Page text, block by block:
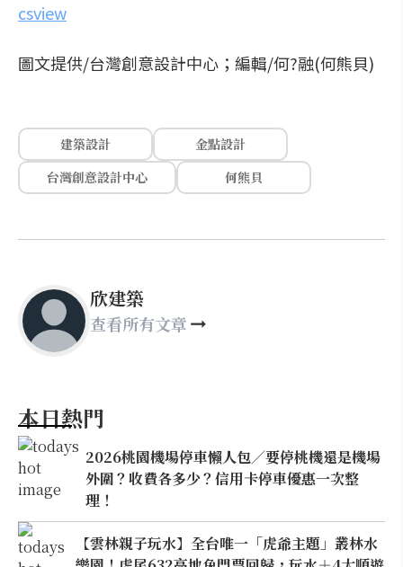
csview
圖文提供/台灣創意設計中心；編輯/何?融(何熊貝)
建築設計
金點設計
台灣創意設計中心
何熊貝
欣建築
查看所有文章
本日熱門
2026桃園機場停車懶人包／要停桃機還是機場
外圍？收費各多少？信用卡停車優惠一次整
理！
【雲林親子玩水】全台唯一「虎爺主題」叢林水